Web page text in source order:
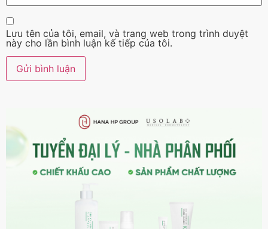
Lưu tên của tôi, email, và trang web trong trình duyệt
này cho lần bình luận kế tiếp của tôi.